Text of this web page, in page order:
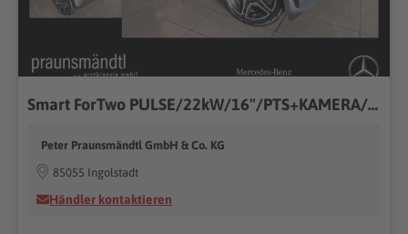
Smart ForTwo PULSE/22kW/16"/PTS+KAMERA/SHZ/PANORAMA
Peter Praunsmändtl GmbH & Co. KG
85055 Ingolstadt
Händler kontaktieren